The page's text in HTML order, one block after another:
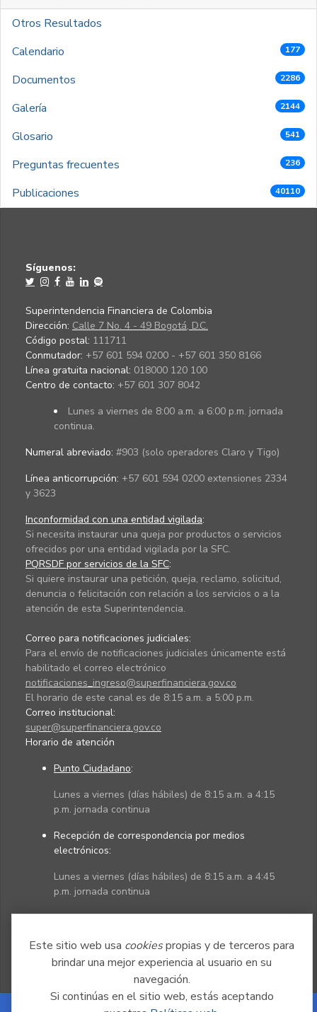
Este sitio web usa cookiespropias y de terceros para
brindar una mejor experiencia al usuario en su
navegación.
Si continúas en el sitio web, estás aceptando
Otros Resultados
Calendario
177
Documentos 2286
Galería 2144
Glosario 541
Preguntas frecuentes 236
Publicaciones 40110
Síguenos:
Superintendencia Financiera de Colombia
Dirección: Calle 7 No. 4 - 49 Bogotá, D.C.
Código postal: 111711
Conmutador: +57 601 594 0200 - +57 601 350 8166
Línea gratuita nacional: 018000 120 100
Centro de contacto: +57 601 307 8042
Lunes a viernes de 8:00 a.m. a 6:00 p.m. jornada
continua.
Numeral abreviado: #903 (solo operadores Claro y Tigo)
Línea anticorrupción: +57 601 594 0200 extensiones 2334
y 3623
Inconformidad con una entidad vigilada:
Si necesita instaurar una queja por productos o servicios
ofrecidos por una entidad vigilada por la SFC.
PQRSDF por servicios de la SFC:
Si quiere instaurar una petición, queja, reclamo, solicitud,
denuncia o felicitación con relación a los servicios o a la
atención de esta Superintendencia.
Correo para notificaciones judiciales:
Para el envío de notificaciones judiciales únicamente está
habilitado el correo electrónico
notificaciones_ingreso@superfinanciera.gov.co
El horario de este canal es de 8:15 a.m. a 5:00 p.m.
Correo institucional:
super@superfinanciera.gov.co
Horario de atención
Punto Ciudadano:
Lunes a viernes (días hábiles) de 8:15 a.m. a 4:15
p.m. jornada continua
Recepción de correspondencia por medios
electrónicos:
Lunes a viernes (días hábiles) de 8:15 a.m. a 4:45
p.m. jornada continua